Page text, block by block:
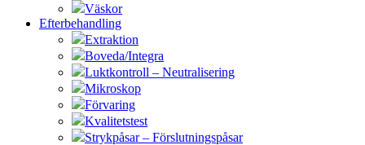
Väskor
Efterbehandling
Extraktion
Boveda/Integra
Luktkontroll – Neutralisering
Mikroskop
Förvaring
Kvalitetstest
Strykpåsar – Förslutningspåsar